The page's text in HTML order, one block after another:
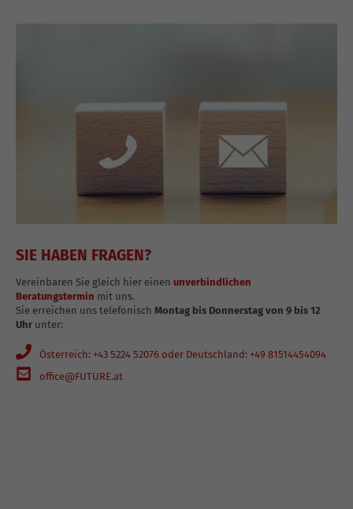
SIE HABEN FRAGEN?
Vereinbaren Sie gleich hier einen unverbindlichen
Beratungstermin mit uns.
Sie erreichen uns telefonisch Montag bis Donnerstag von 9 bis 12
Uhr unter:
Österreich: +43 5224 52076 oder Deutschland: +49 81514454094
office@FUTURE.at